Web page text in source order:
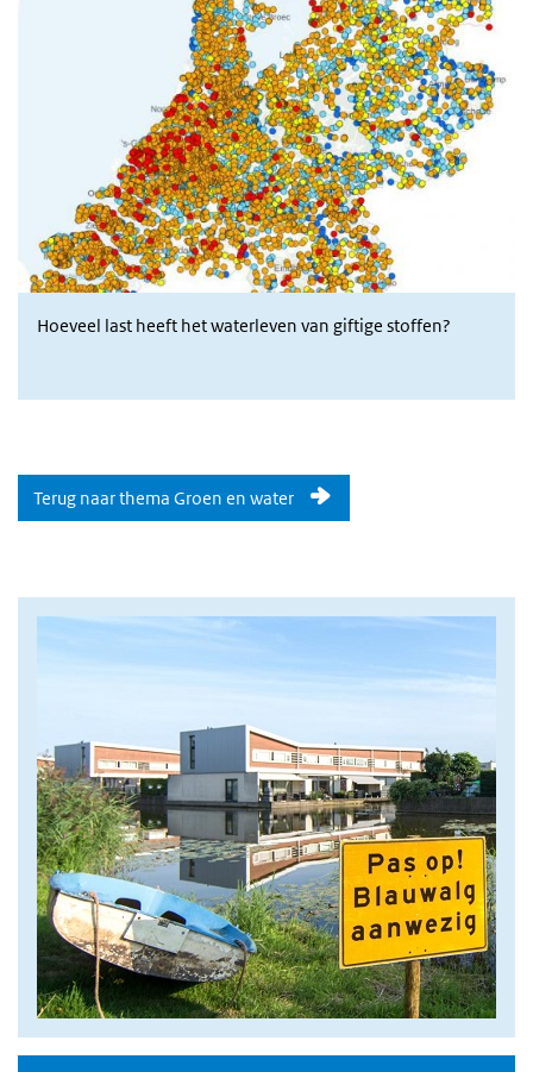
Hoeveel last heeft het waterleven van giftige stoffen?
Terug naar thema Groen en water
afbeelding gezondheid